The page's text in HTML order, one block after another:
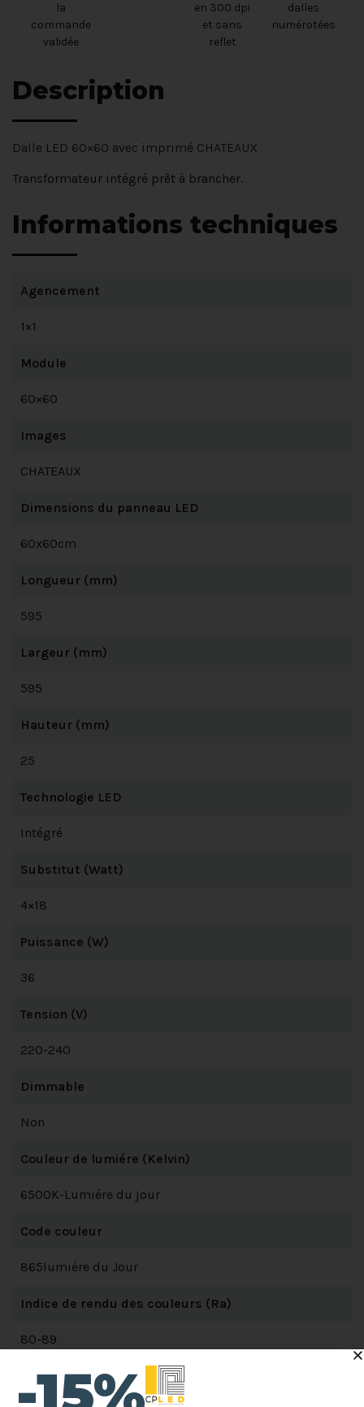
la
commande
validée
en 300 dpi
et sans
reflet
dalles
numérotées
Description
Dalle LED 60×60 avec imprimé CHATEAUX
Transformateur intégré prêt à brancher.
Informations techniques
Agencement
1×1
Module
60×60
Images
CHATEAUX
Dimensions du panneau LED
60x60cm
Longueur (mm)
595
Largeur (mm)
595
Hauteur (mm)
25
Technologie LED
Intégré
Substitut (Watt)
4×18
Puissance (W)
36
Tension (V)
220-240
Dimmable
Non
Couleur de lumiére (Kelvin)
6500K-Lumiére du jour
Code couleur
865lumiére du Jour
Indice de rendu des couleurs (Ra)
80-89
Angle de diffusion (degrés)